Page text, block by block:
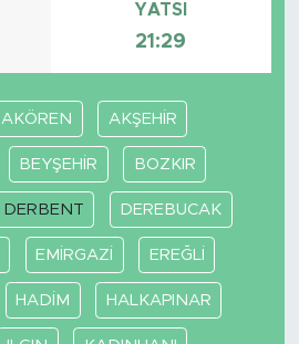
YATSI
21:29
AKÖREN AKŞEHİR
BEYŞEHİR BOZKIR
DERBENT DEREBUCAK
EMİRGAZİ EREĞLİ
HADİM HALKAPINAR